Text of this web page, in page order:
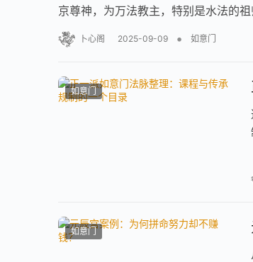
京尊神，为万法教主，特别是水法的祖
卜心阁 2025-09-09 • 如意门
如意门
如意门